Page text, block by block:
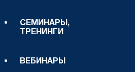
СЕМИНАРЫ,
ТРЕНИНГИ
ВЕБИНАРЫ